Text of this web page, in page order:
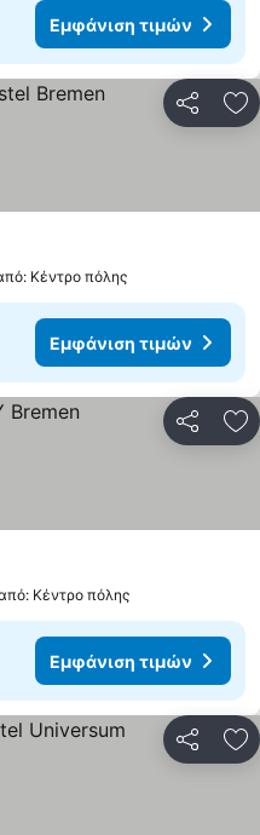
Εμφάνιση τιμών
τιμών
Κέντρο πόλης
Εμφάνιση τιμών
τιμών
Κέντρο πόλης
Εμφάνιση τιμών